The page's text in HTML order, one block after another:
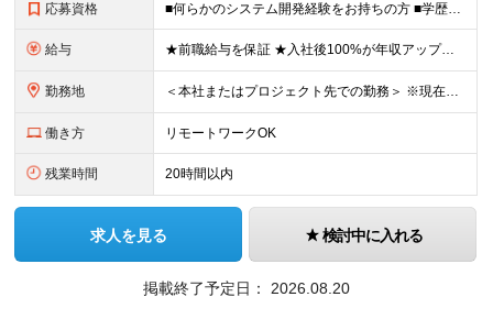
応募資格 ■何らかのシステム開発経験をお持ちの方 ■学歴不問 【こんな方を歓迎します！】 ・「成長したいけれど、ピリピリした環境は嫌だ」という方 ・「自分の趣味やプライベートの時間もしっかり確保したい」とい
給与 ★前職給与を保証 ★入社後100%が年収アップの実績あり 月給35万円～＋賞与年2回（各1.5ヶ月分） └残業代全額支給（固定残業代なし） └決算賞与（会社の年度末の利益に応じて、決算賞与を支給）
勤務地 ＜本社またはプロジェクト先での勤務＞ ※現在はチームビルディングを目的に、本社への持ち帰り・自社内での勤務を基本としています。 案件や個人の事情に応じて、リモートワークも可能です。 【本社】 東京都
働き方 リモートワークOK
残業時間 20時間以内
求人を見る 検討中に入れる
掲載終了予定日： 2026.08.20